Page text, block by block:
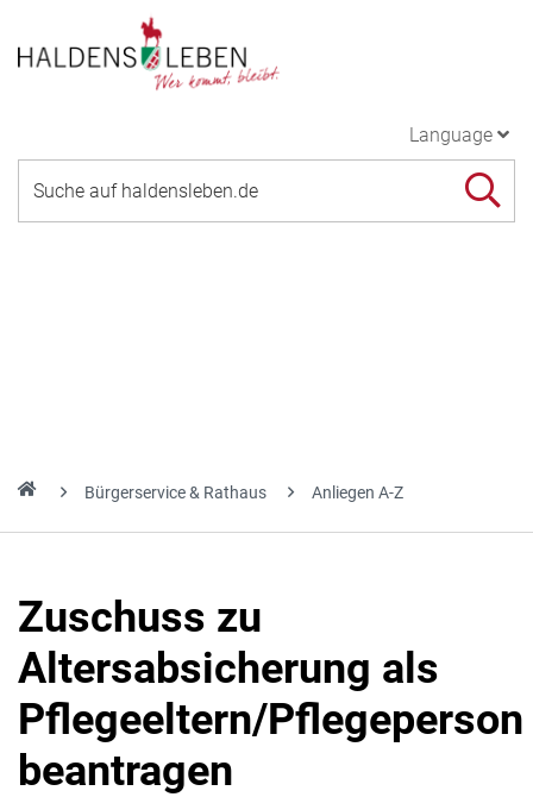
Language
Bürgerservice & Rathaus Anliegen A-Z
Zuschuss zu
Altersabsicherung als
Pflegeeltern/Pflegeperson
beantragen